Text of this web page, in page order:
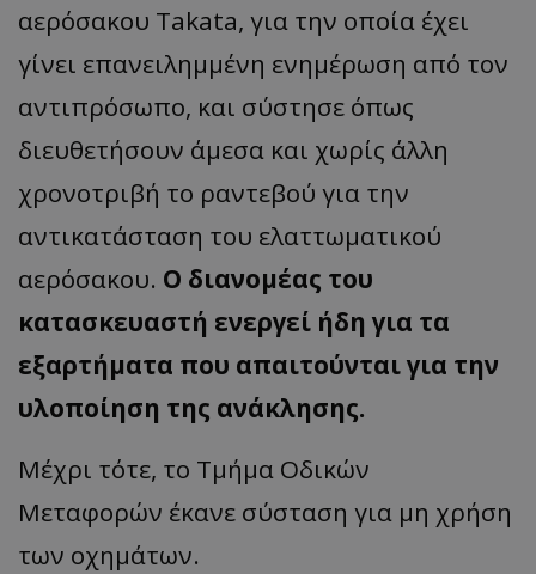
αερόσακου Takata, για την οποία έχει
γίνει επανειλημμένη ενημέρωση από τον
αντιπρόσωπο, και σύστησε όπως
διευθετήσουν άμεσα και χωρίς άλλη
χρονοτριβή το ραντεβού για την
αντικατάσταση του ελαττωματικού
αερόσακου. Ο διανομέας του
κατασκευαστή ενεργεί ήδη για τα
εξαρτήματα που απαιτούνται για την
υλοποίηση της ανάκλησης.
Μέχρι τότε, το Τμήμα Οδικών
Μεταφορών έκανε σύσταση για μη χρήση
των οχημάτων.